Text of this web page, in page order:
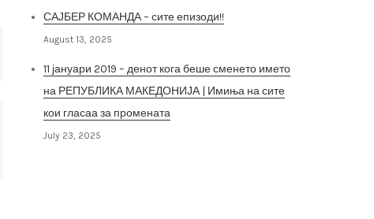
САЈБЕР КОМАНДА – сите епизоди!!
August 13, 2025
11 јануари 2019 – денот кога беше сменето името
на РЕПУБЛИКА МАКЕДОНИЈА | Имиња на сите
кои гласаа за промената
July 23, 2025